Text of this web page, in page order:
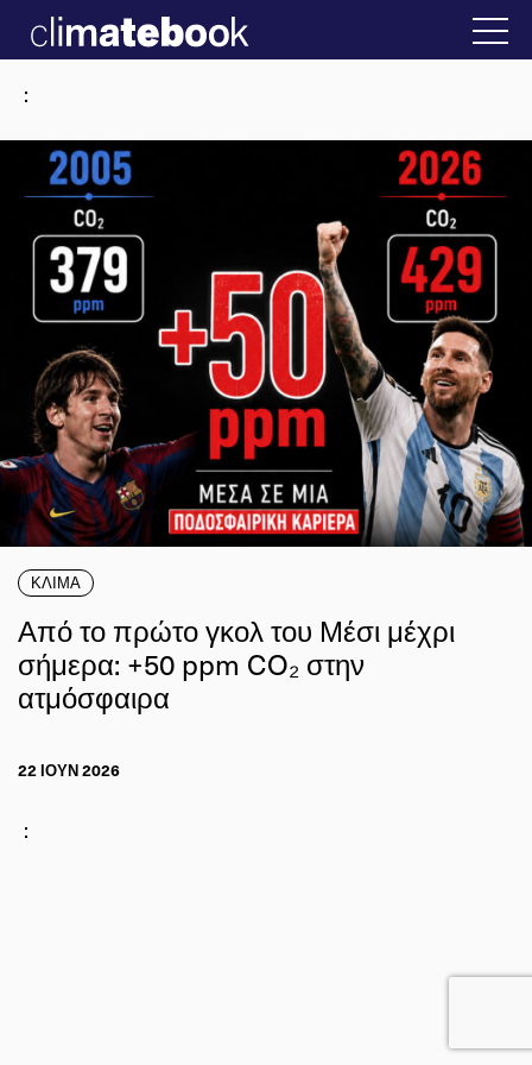
Ελλάδα 22 ΙΑΝ 2026 2025 Η άβολη
:
ΚΛΙΜΑ
Από το πρώτο γκολ του Μέσι μέχρι
σήμερα: +50 ppm CO₂ στην
ατμόσφαιρα
22 ΙΟΥΝ 2026
: